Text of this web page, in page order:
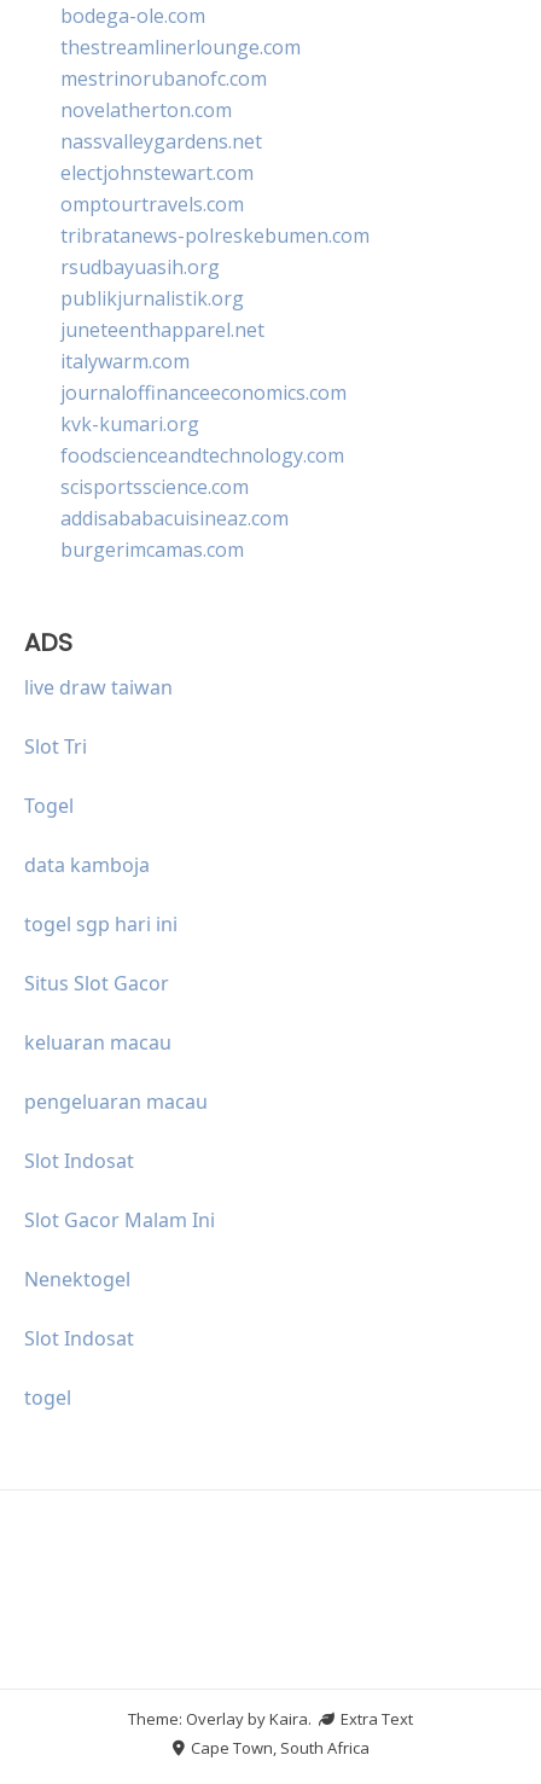
bodega-ole.com
thestreamlinerlounge.com
mestrinorubanofc.com
novelatherton.com
nassvalleygardens.net
electjohnstewart.com
omptourtravels.com
tribratanews-polreskebumen.com
rsudbayuasih.org
publikjurnalistik.org
juneteenthapparel.net
italywarm.com
journaloffinanceeconomics.com
kvk-kumari.org
foodscienceandtechnology.com
scisportsscience.com
addisababacuisineaz.com
burgerimcamas.com
ADS
live draw taiwan
Slot Tri
Togel
data kamboja
togel sgp hari ini
Situs Slot Gacor
keluaran macau
pengeluaran macau
Slot Indosat
Slot Gacor Malam Ini
Nenektogel
Slot Indosat
togel
Theme: Overlay byKaira.
Extra Text
Cape Town, South Africa